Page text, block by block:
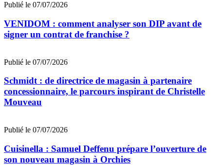
Publié le 07/07/2026
VENIDOM : comment analyser son DIP avant de
signer un contrat de franchise ?
Publié le 07/07/2026
Schmidt : de directrice de magasin à partenaire
concessionnaire, le parcours inspirant de Christelle
Mouveau
Publié le 07/07/2026
Cuisinella : Samuel Deffenu prépare l’ouverture de
son nouveau magasin à Orchies